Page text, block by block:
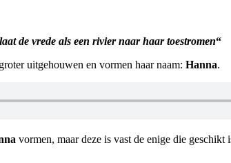
de vrede als een rivier naar haar toestromen“
uitgehouwen en vormen haar naam: Hanna.
vormen, maar deze is vast de enige die